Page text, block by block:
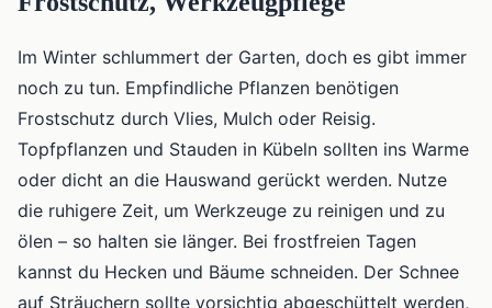
Im Winter schlummert der Garten, doch es gibt immer
noch zu tun. Empfindliche Pflanzen benötigen
Frostschutz durch Vlies, Mulch oder Reisig.
Topfpflanzen und Stauden in Kübeln sollten ins Warme
oder dicht an die Hauswand gerückt werden. Nutze
die ruhigere Zeit, um Werkzeuge zu reinigen und zu
ölen – so halten sie länger. Bei frostfreien Tagen
kannst du Hecken und Bäume schneiden. Der Schnee
auf Sträuchern sollte vorsichtig abgeschüttelt werden,